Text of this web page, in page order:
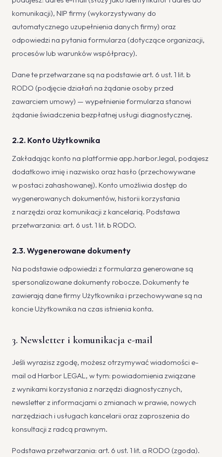
komunikacji), NIP firmy (wykorzystywany do
automatycznego uzupełnienia danych firmy) oraz
odpowiedzi na pytania formularza (dotyczące organizacji,
procesów lub warunków współpracy).
Dane te przetwarzane są na podstawie art. 6 ust. 1 lit. b
RODO (podjęcie działań na żądanie osoby przed
zawarciem umowy) — wypełnienie formularza stanowi
żądanie świadczenia bezpłatnej usługi diagnostycznej.
2.2. Konto Użytkownika
Zakładając konto na platformie app.harbor.legal, podajesz
dodatkowo imię i nazwisko oraz hasło (przechowywane
w postaci zahashowanej). Konto umożliwia dostęp do
wygenerowanych dokumentów, historii korzystania
z narzędzi oraz komunikacji z kancelarią. Podstawa
przetwarzania: art. 6 ust. 1 lit. b RODO.
2.3. Wygenerowane dokumenty
Na podstawie odpowiedzi z formularza generowane są
spersonalizowane dokumenty robocze. Dokumenty te
zawierają dane firmy Użytkownika i przechowywane są na
koncie Użytkownika na czas istnienia konta.
3. Newsletter i komunikacja e-mail
Jeśli wyrazisz zgodę, możesz otrzymywać wiadomości e-
mail od Harbor LEGAL, w tym: powiadomienia związane
z wynikami korzystania z narzędzi diagnostycznych,
newsletter z informacjami o zmianach w prawie, nowych
narzędziach i usługach kancelarii oraz zaproszenia do
konsultacji z radcą prawnym.
Podstawa przetwarzania: art. 6 ust. 1 lit. a RODO (zgoda).